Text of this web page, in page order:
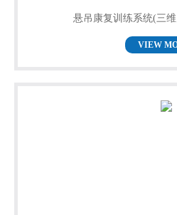
悬吊康复训练系统(三
VIEW